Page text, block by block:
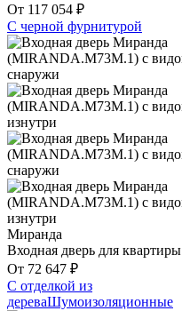
От 117 054 ₽
С черной фурнитурой
Миранда
Входная дверь для квартиры
От 72 647 ₽
С отделкой из
дереваШумоизоляционные